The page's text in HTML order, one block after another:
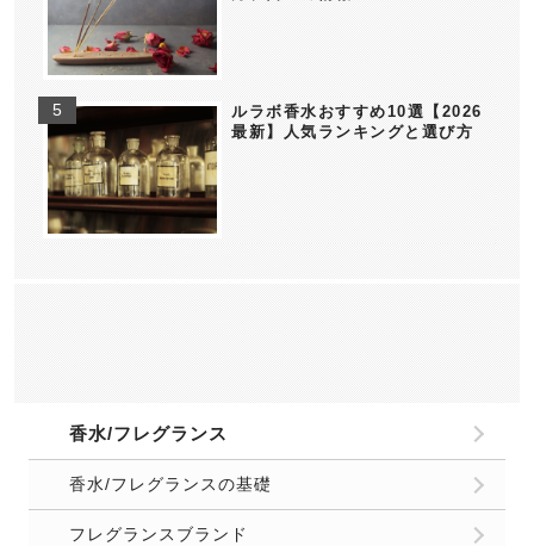
ルラボ香水おすすめ10選【2026
最新】人気ランキングと選び方
香水/フレグランス
香水/フレグランスの基礎
フレグランスブランド